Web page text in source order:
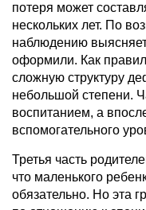
потеря может
нескольких лет. По
наблюдению
оформили. Как
сложную структуру
небольшой степени.
воспитанием, а
вспомогательного
Третья часть
что маленького
обязательно. Но эта